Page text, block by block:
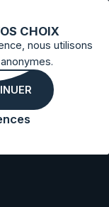
CHOIX
nous utilisons